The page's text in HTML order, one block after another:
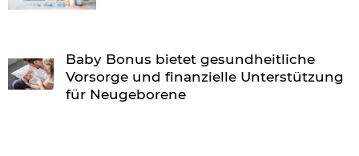
Baby Bonus bietet gesundheitliche
Vorsorge und finanzielle Unterstützung
für Neugeborene